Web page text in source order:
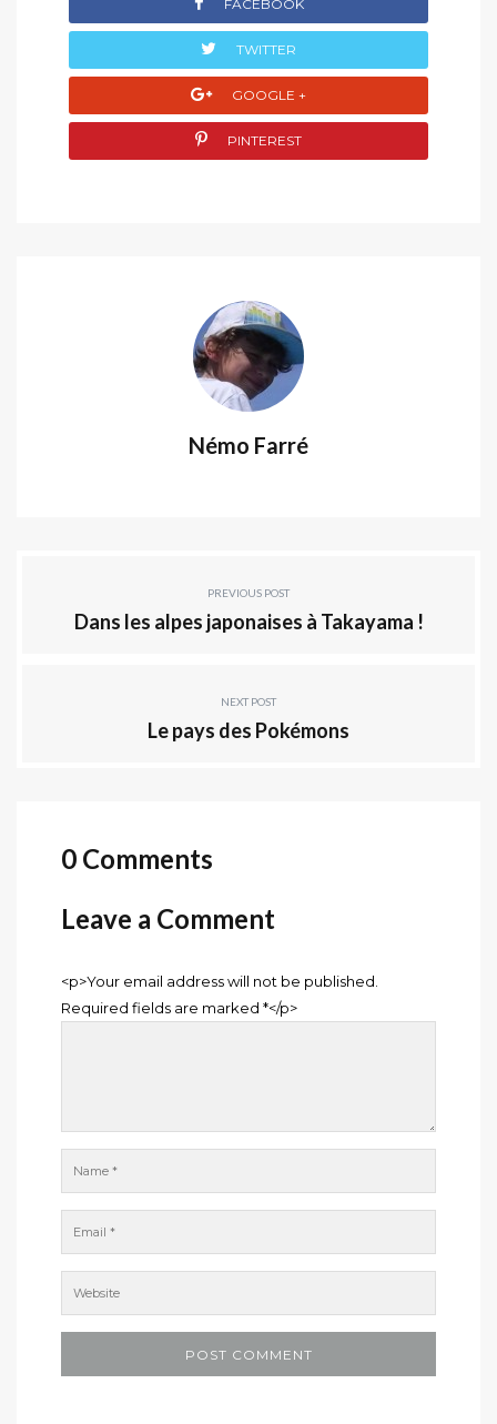
FACEBOOK
TWITTER
GOOGLE +
PINTEREST
Némo Farré
PREVIOUS POST
Dans les alpes japonaises à Takayama !
NEXT POST
Le pays des Pokémons
0 Comments
Leave a Comment
<p>Your email address will not be published.
Required fields are marked *</p>